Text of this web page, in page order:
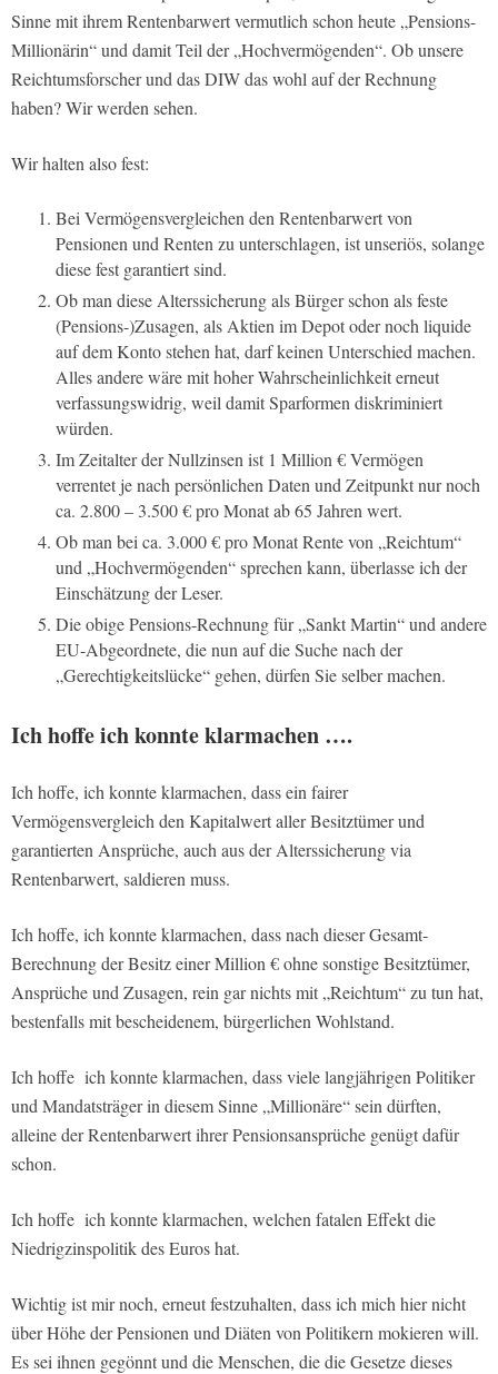
Sinne mit ihrem Rentenbarwert vermutlich schon heute „Pensions-
Millionärin“ und damit Teil der „Hochvermögenden“. Ob unsere
Reichtumsforscher und das DIW das wohl auf der Rechnung
haben? Wir werden sehen.
Wir halten also fest:
Bei Vermögensvergleichen den Rentenbarwert von
Pensionen und Renten zu unterschlagen, ist unseriös, solange
diese fest garantiert sind.
Ob man diese Alterssicherung als Bürger schon als feste
(Pensions-)Zusagen, als Aktien im Depot oder noch liquide
auf dem Konto stehen hat, darf keinen Unterschied machen.
Alles andere wäre mit hoher Wahrscheinlichkeit erneut
verfassungswidrig, weil damit Sparformen diskriminiert
würden.
Im Zeitalter der Nullzinsen ist 1 Million € Vermögen
verrentet je nach persönlichen Daten und Zeitpunkt nur noch
ca. 2.800 – 3.500 € pro Monat ab 65 Jahren wert.
Ob man bei ca. 3.000 € pro Monat Rente von „Reichtum“
und „Hochvermögenden“ sprechen kann, überlasse ich der
Einschätzung der Leser.
Die obige Pensions-Rechnung für „Sankt Martin“ und andere
EU-Abgeordnete, die nun auf die Suche nach der
„Gerechtigkeitslücke“ gehen, dürfen Sie selber machen.
Ich hoffe ich konnte klarmachen ….
Ich hoffe, ich konnte klarmachen, dass ein fairer
Vermögensvergleich den Kapitalwert aller Besitztümer und
garantierten Ansprüche, auch aus der Alterssicherung via
Rentenbarwert, saldieren muss.
Ich hoffe, ich konnte klarmachen, dass nach dieser Gesamt-
Berechnung der Besitz einer Million € ohne sonstige Besitztümer,
Ansprüche und Zusagen, rein gar nichts mit „Reichtum“ zu tun hat,
bestenfalls mit bescheidenem, bürgerlichen Wohlstand.
Ich hoffe ich konnte klarmachen, dass viele langjährigen Politiker
und Mandatsträger in diesem Sinne „Millionäre“ sein dürften,
alleine der Rentenbarwert ihrer Pensionsansprüche genügt dafür
schon.
Ich hoffe ich konnte klarmachen, welchen fatalen Effekt die
Niedrigzinspolitik des Euros hat.
Wichtig ist mir noch, erneut festzuhalten, dass ich mich hier nicht
über Höhe der Pensionen und Diäten von Politikern mokieren will.
Es sei ihnen gegönnt und die Menschen, die die Gesetze dieses